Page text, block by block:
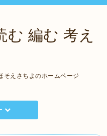
編む 考え
えさちよのホームページ